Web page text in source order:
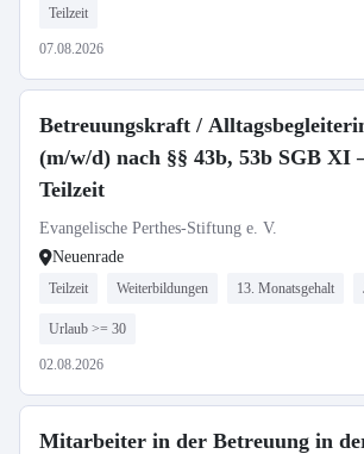
Teilzeit
07.08.2026
Betreuungskraft /
(m/w/d) nach §§ 43b, 53b SGB XI
Teilzeit
Evangelische Perthes-Stiftung e. V.
Neuenrade
Teilzeit Weiterbildungen 13. Monatsgehalt
Urlaub >= 30
02.08.2026
Mitarbeiter in der Betreuung in